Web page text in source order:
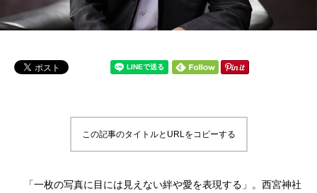
この記事のタイトルとURLをコピーする
「一枚の写真に目には見えない絆や愛を表現する」。西宮神社